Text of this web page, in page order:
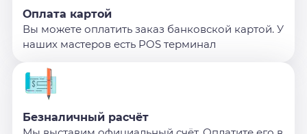
Оплата картой
Вы можете оплатить заказ банковской картой. У
наших мастеров есть POS терминал
Безналичный расчёт